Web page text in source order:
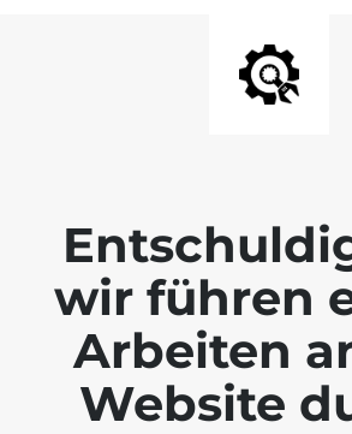
wir führen
Arbeiten
Website